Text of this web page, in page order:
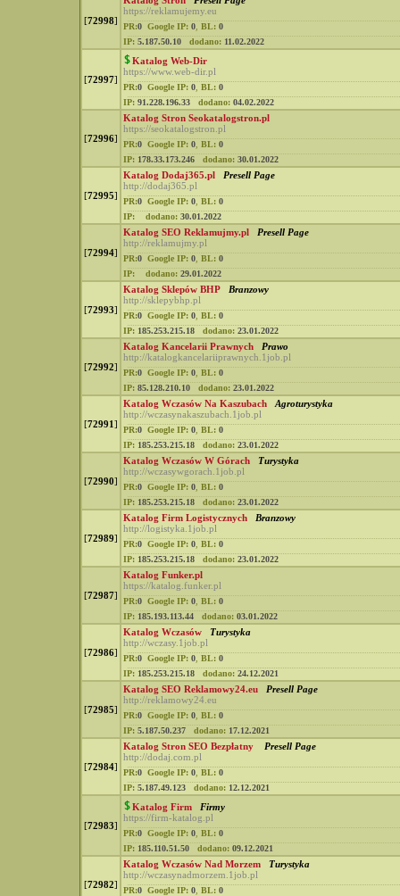
[72998]
https://reklamujemy.eu
PR:0 Google IP: 0 BL: 0
IP: 5.187.50.10 dodano: 11.02.2022
[72997]
Katalog Web-Dir
https://www.web-dir.pl
PR:0 Google IP: 0 BL: 0
IP: 91.228.196.33 dodano: 04.02.2022
[72996]
Katalog Stron Seokatalogstron.pl
https://seokatalogstron.pl
PR:0 Google IP: 0 BL: 0
IP: 178.33.173.246 dodano: 30.01.2022
[72995]
Katalog Dodaj365.pl
Presell Page
http://dodaj365.pl
PR:0 Google IP: 0 BL: 0
IP:
dodano: 30.01.2022
[72994]
Katalog SEO Reklamujmy.pl
Presell Page
http://reklamujmy.pl
PR:0 Google IP: 0 BL: 0
IP:
dodano: 29.01.2022
[72993]
Katalog Sklepów BHP
Branzowy
http://sklepybhp.pl
PR:0 Google IP: 0 BL: 0
IP: 185.253.215.18 dodano: 23.01.2022
[72992]
Katalog Kancelarii Prawnych
Prawo
http://katalogkancelariiprawnych.1job.pl
PR:0 Google IP: 0 BL: 0
IP: 85.128.210.10 dodano: 23.01.2022
[72991]
Katalog Wczasów Na Kaszubach
Agroturystyka
http://wczasynakaszubach.1job.pl
PR:0 Google IP: 0 BL: 0
IP: 185.253.215.18 dodano: 23.01.2022
[72990]
Katalog Wczasów W Górach
Turystyka
http://wczasywgorach.1job.pl
PR:0 Google IP: 0 BL: 0
IP: 185.253.215.18 dodano: 23.01.2022
[72989]
Katalog Firm Logistycznych
Branzowy
http://logistyka.1job.pl
PR:0 Google IP: 0 BL: 0
IP: 185.253.215.18 dodano: 23.01.2022
[72987]
Katalog Funker.pl
https://katalog.funker.pl
PR:0 Google IP: 0 BL: 0
IP: 185.193.113.44 dodano: 03.01.2022
[72986]
Katalog Wczasów
Turystyka
http://wczasy.1job.pl
PR:0 Google IP: 0 BL: 0
IP: 185.253.215.18 dodano: 24.12.2021
[72985]
Katalog SEO Reklamowy24.eu
Presell Page
http://reklamowy24.eu
PR:0 Google IP: 0 BL: 0
IP: 5.187.50.237 dodano: 17.12.2021
[72984]
Katalog Stron SEO Bezpłatny
Presell Page
http://dodaj.com.pl
PR:0 Google IP: 0 BL: 0
IP: 5.187.49.123 dodano: 12.12.2021
[72983]
Katalog Firm
Firmy
https://firm-katalog.pl
PR:0 Google IP: 0 BL: 0
IP: 185.110.51.50 dodano: 09.12.2021
[72982]
Katalog Wczasów Nad Morzem
Turystyka
http://wczasynadmorzem.1job.pl
PR:0 Google IP: 0 BL: 0